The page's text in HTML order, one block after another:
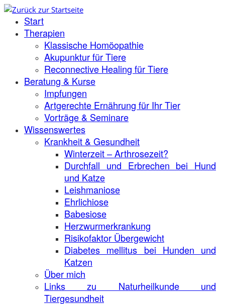
Zum
Inhalt
springen
Start
Therapien
Klassische Homöopathie
Akupunktur für Tiere
Reconnective Healing für Tiere
Beratung & Kurse
Impfungen
Artgerechte Ernährung für Ihr Tier
Vorträge & Seminare
Wissenswertes
Krankheit & Gesundheit
Winterzeit – Arthrosezeit?
Durchfall und Erbrechen bei Hund
und Katze
Leishmaniose
Ehrlichiose
Babesiose
Herzwurmerkrankung
Risikofaktor Übergewicht
Diabetes mellitus bei Hunden und
Katzen
Über mich
Links zu Naturheilkunde und
Tiergesundheit